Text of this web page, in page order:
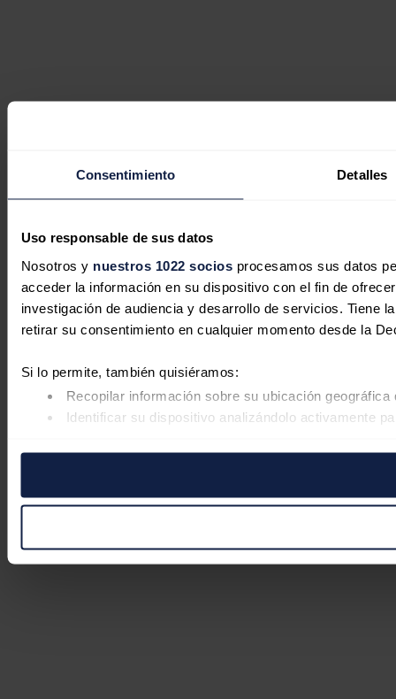
Consentimiento Detalles
Uso responsable de sus datos
Nosotros y nuestros 1022 sociosprocesamos sus datos
acceder la información en su dispositivo con el fin de
investigación de audiencia y desarrollo de servicios. Tiene
retirar su consentimiento en cualquier momento desde la
Si lo permite, también quisiéramos:
Recopilar información sobre su ubicación
Identificar su dispositivo analizándolo activamente
Las cookies de este sitio web se usan para personalizar el
pueden combinarla con otra información que les haya